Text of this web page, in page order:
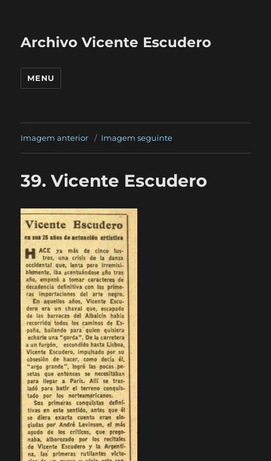
Archivo Vicente Escudero
MENU
Imagem anterior Imagem seguinte
39. Vicente Escudero